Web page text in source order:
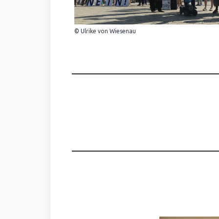
© Ulrike von Wiesenau